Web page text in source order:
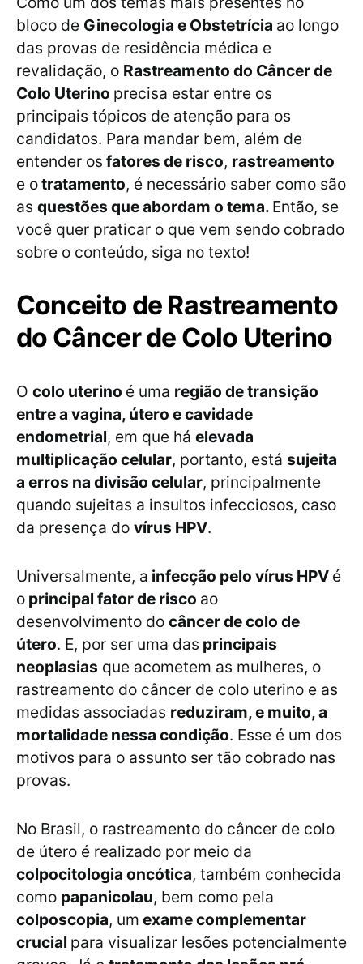
bloco de Ginecologia e Obstetrícia ao longo
das provas de residência médica e
revalidação, o Rastreamento do Câncer de
Colo Uterino precisa estar entre os
principais tópicos de atenção para os
candidatos. Para mandar bem, além de
entender os fatores de risco, rastreamento
e otratamento, é necessário saber como são
as questões que abordam o tema. Então, se
você quer praticar o que vem sendo cobrado
sobre o conteúdo, siga no texto!
Conceito de Rastreamento
do Câncer de Colo Uterino
O colo uterino é uma região de transição
entre a vagina, útero e cavidade
endometrial, em que há elevada
multiplicação celular, portanto, está sujeita
a erros na divisão celular, principalmente
quando sujeitas a insultos infecciosos, caso
da presença do vírus HPV.
Universalmente, a infecção pelo vírus HPV é
o principal fator de risco ao
desenvolvimento do câncer de colo de
útero. E, por ser uma das principais
neoplasias que acometem as mulheres, o
rastreamento do câncer de colo uterino e as
medidas associadas reduziram, e muito, a
mortalidade nessa condição. Esse é um dos
motivos para o assunto ser tão cobrado nas
provas.
No Brasil, o rastreamento do câncer de colo
de útero é realizado por meio da
colpocitologia oncótica, também conhecida
como papanicolau, bem como pela
colposcopia, um exame complementar
crucial para visualizar lesões potencialmente